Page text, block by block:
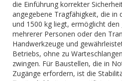
die Einführung korrekter
angegebene Tragfähigkeit, die in
und 1500 kg liegt, ermöglicht
mehrerer Personen oder den
Handwerkzeuge und
Betriebs, ohne zu
zwingen. Für Baustellen, die in
Zugänge erfordern, ist die